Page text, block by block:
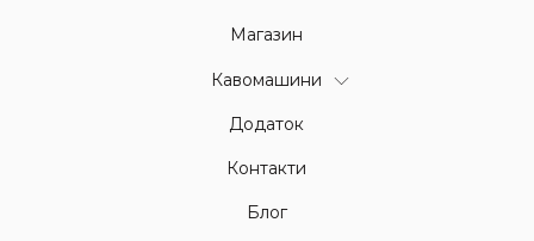
Магазин
Кавомашини
Додаток
Контакти
Блог